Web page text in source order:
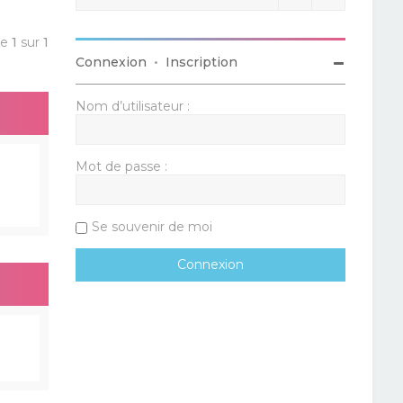
1 sur1
Connexion • Inscription
Nom d’utilisateur :
Mot de passe :
Se souvenir de moi